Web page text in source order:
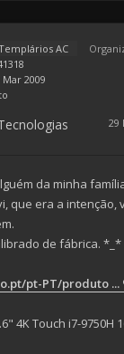
AC
Mar 2009
29
da minha
que era a intenção,
de fábrica. *_*
pt-PT/produto ...
4K Touch i7-9750H